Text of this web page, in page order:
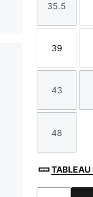
Taille
35.5
Taille
39
Taille
43
Taille
48
TABLEAU